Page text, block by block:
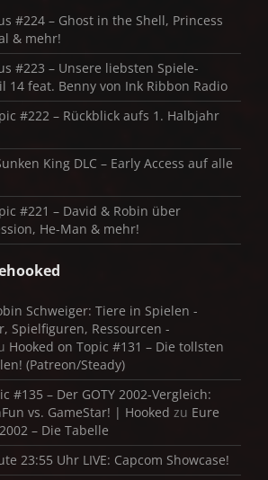
#224 – Ghost in the Shell, Princess
& mehr!
#223 – Unsere liebsten Spiele-
14 feat. Benny von Ink Ribbon Radio
#222 – Rückblick aufs 1. Halbjahr
King DLC – Early Access auf alle
#221 – David & Robin über
He-Man & mehr!
Schweiger: Tiere in Spielen -
Spielfiguren, Ressourcen -
Hooked on Topic #131 – Die tollsten
(Patreon/Steady)
#135 – Der GOTY 2002-Vergleich:
vs. GameStar! | Hooked zu Eure
– Die Tabelle
23:55 Uhr LIVE: Capcom Showcase!